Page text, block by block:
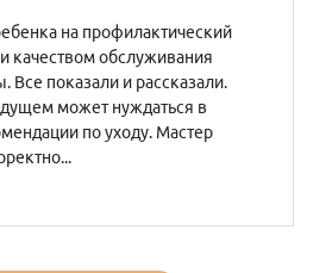
на профилактический
качеством обслуживания
Все показали и рассказали.
может нуждаться в
по уходу. Мастер